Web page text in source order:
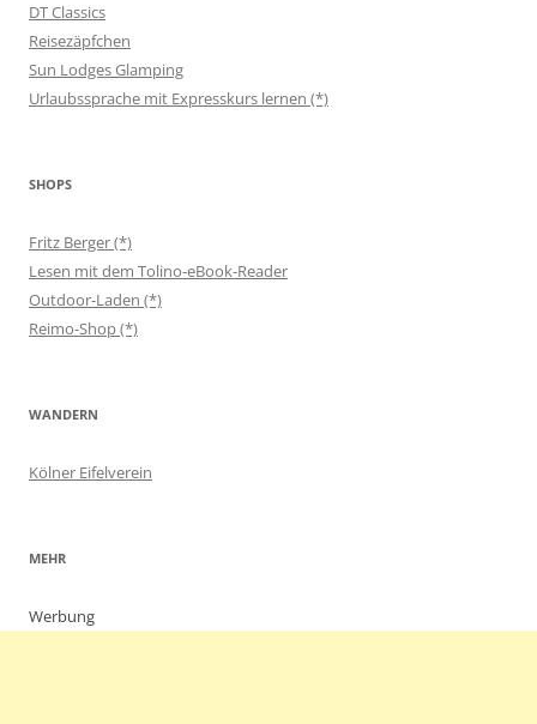
DT Classics
Reisezäpfchen
Sun Lodges Glamping
Urlaubssprache mit Expresskurs lernen (*)
SHOPS
Fritz Berger (*)
Lesen mit dem Tolino-eBook-Reader
Outdoor-Laden (*)
Reimo-Shop (*)
WANDERN
Kölner Eifelverein
MEHR
Werbung